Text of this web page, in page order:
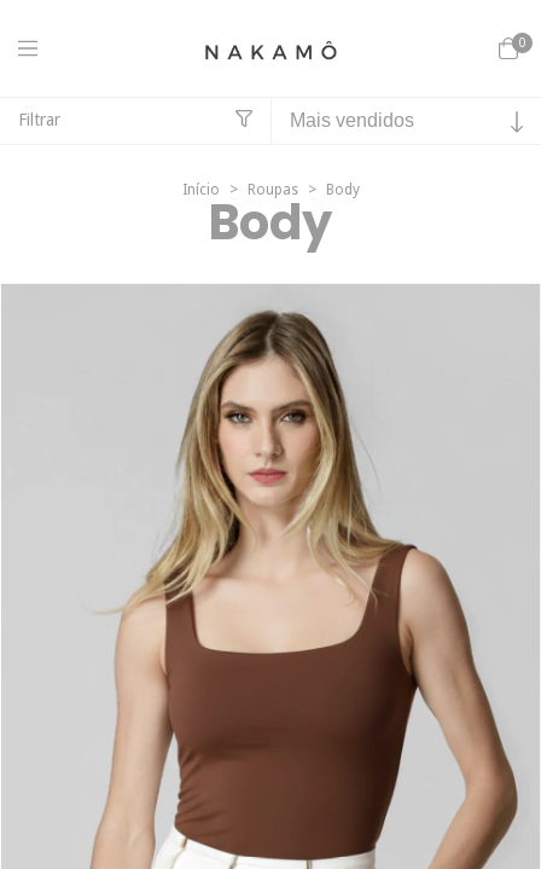
0
Filtrar
Início > Roupas > Body
Body